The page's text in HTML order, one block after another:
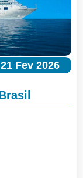
21 Fev 2026